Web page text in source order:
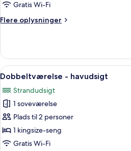
Gratis Wi-Fi
Flere oplysninger
Flere
Indlæs
alle
billeder
af
Dobbeltværelse
-
havudsigt
Et
21
Dobbeltværelse - havudsigt
Strandudsigt
1 soveværelse
Plads til 2 personer
1 kingsize-seng
Gratis Wi-Fi